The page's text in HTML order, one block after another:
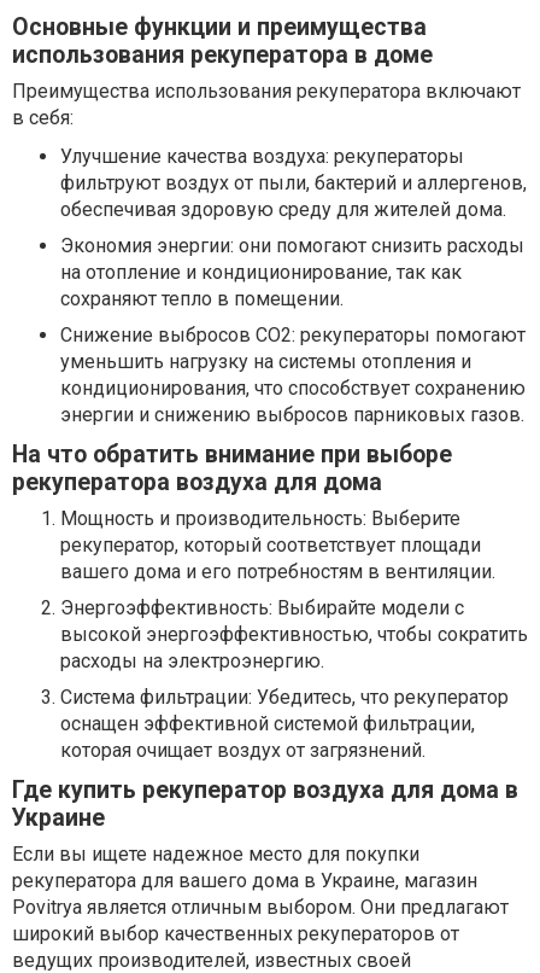
Основные функции и преимущества
использования рекуператора в доме
Преимущества использования рекуператора включают
в себя:
Улучшение качества воздуха: рекуператоры
фильтруют воздух от пыли, бактерий и аллергенов,
обеспечивая здоровую среду для жителей дома.
Экономия энергии: они помогают снизить расходы
на отопление и кондиционирование, так как
сохраняют тепло в помещении.
Снижение выбросов CO2: рекуператоры помогают
уменьшить нагрузку на системы отопления и
кондиционирования, что способствует сохранению
энергии и снижению выбросов парниковых газов.
На что обратить внимание при выборе
рекуператора воздуха для дома
Мощность и производительность: Выберите
рекуператор, который соответствует площади
вашего дома и его потребностям в вентиляции.
Энергоэффективность: Выбирайте модели с
высокой энергоэффективностью, чтобы сократить
расходы на электроэнергию.
Система фильтрации: Убедитесь, что рекуператор
оснащен эффективной системой фильтрации,
которая очищает воздух от загрязнений.
Где купить рекуператор воздуха для дома в
Украине
Если вы ищете надежное место для покупки
рекуператора для вашего дома в Украине, магазин
Povitrya является отличным выбором. Они предлагают
широкий выбор качественных рекуператоров от
ведущих производителей, известных своей